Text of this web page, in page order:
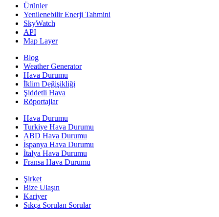
Ürünler
Yenilenebilir Enerji Tahmini
SkyWatch
API
Map Layer
Blog
Weather Generator
Hava Durumu
İklim Değişikliği
Şiddetli Hava
Röportajlar
Hava Durumu
Turkiye Hava Durumu
ABD Hava Durumu
İspanya Hava Durumu
İtalya Hava Durumu
Fransa Hava Durumu
Şirket
Bize Ulaşın
Kariyer
Sıkça Sorulan Sorular